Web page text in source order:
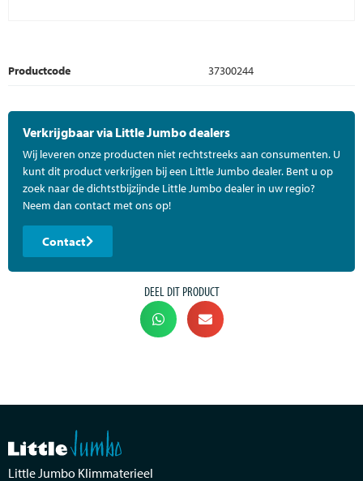
Productcode 37300244
Verkrijgbaar via Little Jumbo dealers
Wij leveren onze producten niet rechtstreeks aan consumenten. U
kunt dit product verkrijgen bij een Little Jumbo dealer. Bent u op
zoek naar de dichtstbijzijnde Little Jumbo dealer in uw regio?
Neem dan contact met ons op!
Contact
DEEL DIT PRODUCT
Little Jumbo Klimmaterieel